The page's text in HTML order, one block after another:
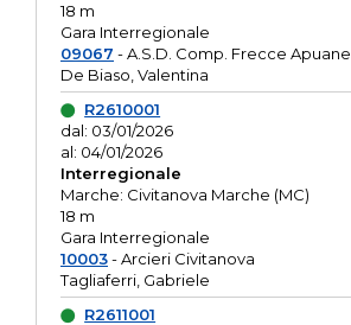
18 m
Gara Interregionale
09067 - A.S.D. Comp. Frecce Apuane
De Biaso, Valentina
R2610001
dal: 03/01/2026
al: 04/01/2026
Interregionale
Marche: Civitanova Marche (MC)
18 m
Gara Interregionale
10003- Arcieri Civitanova
Tagliaferri, Gabriele
R2611001